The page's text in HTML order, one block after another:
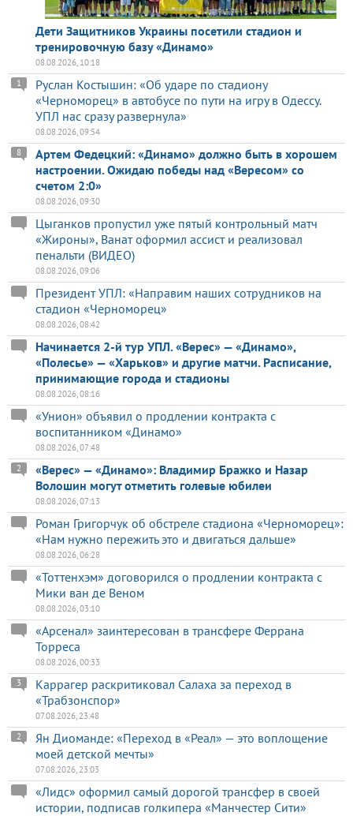
Дети Защитников Украины посетили стадион и
тренировочную базу «Динамо»
08.08.2026, 10:18
Руслан Костышин: «Об ударе по стадиону
«Черноморец» в автобусе по пути на игру в Одессу.
УПЛ нас сразу развернула»
1
08.08.2026, 09:54
Артем Федецкий: «Динамо» должно быть в хорошем
настроении. Ожидаю победы над «Вересом» со
счетом 2:0»
8
08.08.2026, 09:30
Цыганков пропустил уже пятый контрольный матч
«Жироны», Ванат оформил ассист и реализовал
пенальти (ВИДЕО)
08.08.2026, 09:06
Президент УПЛ: «Направим наших сотрудников на
стадион «Черноморец»
08.08.2026, 08:42
Начинается 2-й тур УПЛ. «Верес» — «Динамо»,
«Полесье» — «Харьков» и другие матчи. Расписание,
принимающие города и стадионы
08.08.2026, 08:16
«Унион» объявил о продлении контракта с
воспитанником «Динамо»
08.08.2026, 07:48
«Верес» — «Динамо»: Владимир Бражко и Назар
Волошин могут отметить голевые юбилеи
2
08.08.2026, 07:13
Роман Григорчук об обстреле стадиона «Черноморец»:
«Нам нужно пережить это и двигаться дальше»
08.08.2026, 06:28
«Тоттенхэм» договорился о продлении контракта с
Мики ван де Веном
08.08.2026, 03:10
«Арсенал» заинтересован в трансфере Феррана
Торреса
08.08.2026, 00:33
Каррагер раскритиковал Салаха за переход в
«Трабзонспор»
3
07.08.2026, 23:48
Ян Диоманде: «Переход в «Реал» — это воплощение
моей детской мечты»
2
07.08.2026, 23:03
«Лидс» оформил самый дорогой трансфер в своей
истории, подписав голкипера «Манчестер Сити»